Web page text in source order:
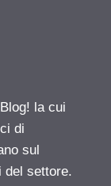
la cui
di
sul
del settore.